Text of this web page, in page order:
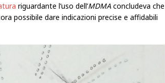
riguardante l’uso dell’MDMA concludeva che
possibile dare indicazioni precise e affidabili